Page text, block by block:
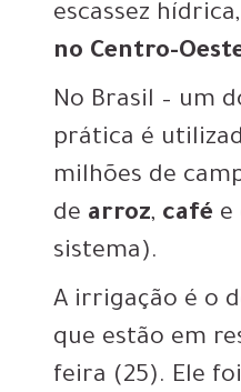
escassez hídrica
no Centro-
No Brasil – um
prática é
milhões de
de arroz, café e
sistema).
A irrigação é o
que estão em
feira (25). Ele